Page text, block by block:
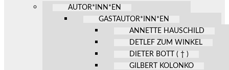
AUTOR*INN*EN
GASTAUTOR*INN*EN
ANNETTE HAUSCHILD
DETLEF ZUM WINKEL
DIETER BOTT ( † )
GILBERT KOLONKO